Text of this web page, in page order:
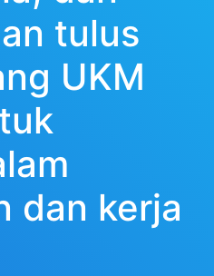
tulus
UKM
dan kerja